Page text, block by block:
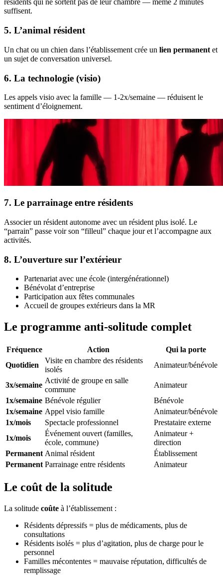
résidents qui ne sortent pas de leur chambre — même 2 minutes
suffisent.
5. L’animal résident
Un chat ou un chien dans l’établissement crée un lien permanent et
un sujet de conversation universel.
6. La technologie (visio)
Les appels visio avec la famille — 1-2x/semaine — réduisent le
sentiment d’éloignement.
7. Le parrainage entre résidents
Associer un résident autonome avec un résident plus isolé. Le
“parrain” passe voir son “filleul” chaque jour et l’accompagne aux
activités.
8. L’ouverture sur l’extérieur
Partenariat avec une école (intergénérationnel)
Bénévolat d’entreprise
Participation aux fêtes communales
Accueil de groupes extérieurs dans la MR
Le programme anti-solitude complet
Fréquence Action
Qui la porte
Quotidien
Visite en chambre des résidents
isolés
Animateur/bénévole
3x/semaine
Activité de groupe en salle
commune
Animateur
1x/semaine Bénévole régulier
Bénévole
1x/semaine Appel visio famille
Animateur/bénévole
1x/mois
Spectacle professionnel
Prestataire externe
1x/mois
Événement ouvert (familles,
école, commune)
Animateur +
direction
Permanent Animal résident
Établissement
Permanent Parrainage entre résidents Animateur
Le coût de la solitude
La solitude coûte à l’établissement :
Résidents dépressifs = plus de médicaments, plus de
consultations
Résidents isolés = plus d’agitation, plus de charge pour le
personnel
Familles mécontentes = mauvaise réputation, difficultés de
remplissage